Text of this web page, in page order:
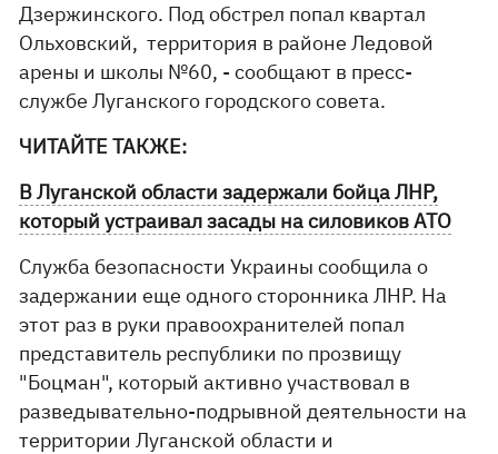
Дзержинского. Под обстрел попал квартал
Ольховский, территория в районе Ледовой
арены и школы №60, - сообщают в пресс-
службе Луганского городского совета.
ЧИТАЙТЕ ТАКЖЕ:
В Луганской области задержали бойца ЛНР,
который устраивал засады на силовиков АТО
Служба безопасности Украины сообщила о
задержании еще одного сторонника ЛНР. На
этот раз в руки правоохранителей попал
представитель республики по прозвищу
"Боцман", который активно участвовал в
разведывательно-подрывной деятельности на
территории Луганской области и